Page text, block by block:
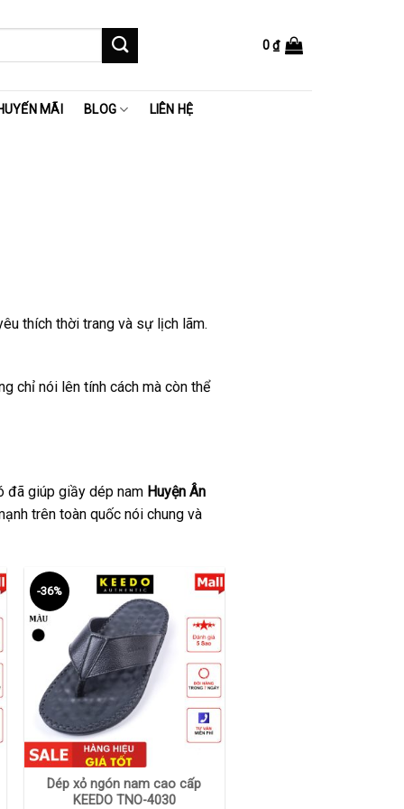
0₫
MÃI BLOG LIÊN HỆ
thích thời trang và sự lịch lãm.
chỉ nói lên tính cách mà còn thể
đã giúp giầy dép nam Huyện Ân
trên toàn quốc nói chung và
-36%
+
Dép xỏ ngón nam cao cấp
KEEDO TNO-4030